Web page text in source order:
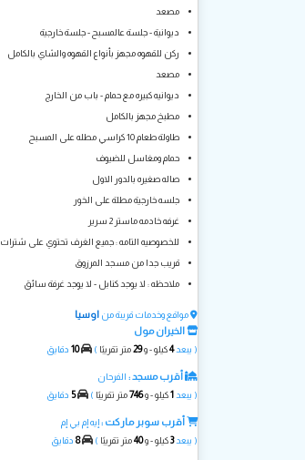
مصعد
ديوانية - جلسة عالمسبح - جلسة خارجية
ركن للقهوه مجهز بأنواع القهوه والشاي بالكامل
⁠مصعد
ديوانيه كبيره مع حمام - باب من الخارج
مطبخ مجهز بالكامل
طاولة طعام 10 كراسي مطله على المسبح
حمام ومغاسل للضيوف
صاله صغيره بالدور الاول
جلسه خارجية مطلة على الخور
غرفه خادمه ماستر 2 سرير
للخصوصيه التامه : جميع الغرف تحتوي على شترات
قريب جدا من مسجد المرزوق
ملاحظه : لا يوجد كنابل - لا يوجد غرفة سائق
مواقع وخدمات قريبة من اوسيا
الخيران مول
( يبعد4كيلو - و29متر تقريبًا )
10 دقايق
أقرب مسجد : الفرحان
( يبعد 1كيلو - و746متر تقريبًا )
5 دقايق
أقرب سوبر ماركت :إيه إم بي إم
( يبعد3كيلو - و40متر تقريبًا )
8 دقايق